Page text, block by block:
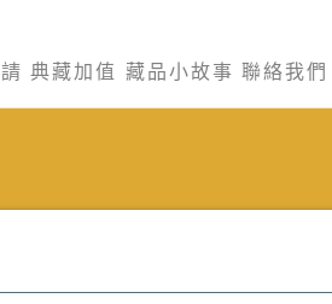
典藏加值 藏品小故事 聯絡我們